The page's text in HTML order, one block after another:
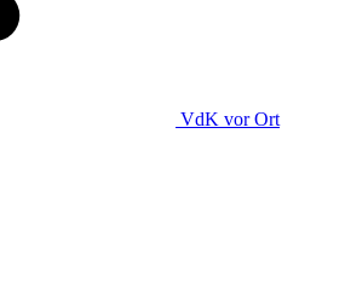
VdK vor Ort